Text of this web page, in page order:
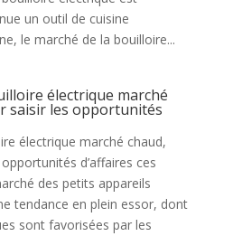
un outil de cuisine
le marché de la bouilloire...
électrique marché
saisir les opportunités
électrique marché chaud,
d’affaires ces
des petits appareils
tendance en plein essor, dont
sont favorisées par les